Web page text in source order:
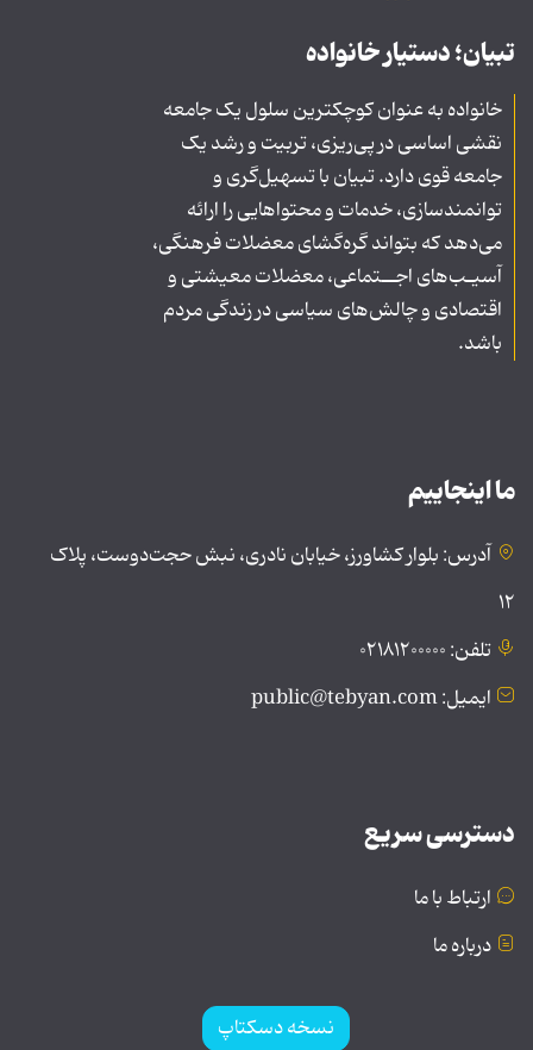
تبیان؛ دستیار خانواده
خانواده به عنوان کوچکترین سلول یک جامعه
نقشی اساسی در پی‌ریزی، تربیت و رشد یک
جامعه قوی دارد. تبیان با تسهیل‌گری و
توانمندسازی، خدمات و محتواهایی را ارائه
می‌دهد که بتواند گره‌گشای معضلات فرهنگی،
آسیـب‌های اجــتماعی، معضلات معیشتی و
اقتصادی و چالش‌های سیاسی در زندگی مردم
باشد.
ما اینجاییم
آدرس: بلوار کشاورز، خیابان نادری، نبش حجت‌دوست، پلاک
۱۲
تلفن: ۰۲۱۸۱۲۰۰۰۰۰
ایمیل: public@tebyan.com
دسترسی سریع
ارتباط با ما
درباره ما
نسخه دسکتاپ